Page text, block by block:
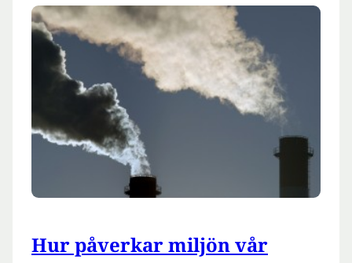
Hur påverkar miljön vår